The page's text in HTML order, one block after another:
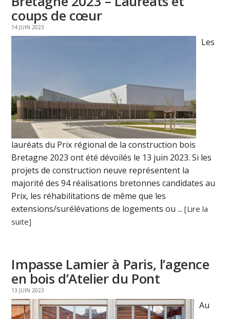
coups de cœur
14 JUIN 2023
Les
lauréats du Prix régional de la construction bois
Bretagne 2023 ont été dévoilés le 13 juin 2023. Si les
projets de construction neuve représentent la
majorité des 94 réalisations bretonnes candidates au
Prix, les réhabilitations de même que les
extensions/surélévations de logements ou ...[Lire la
suite]
Impasse Lamier à Paris, l’agence
en bois d’Atelier du Pont
13 JUIN 2023
Au